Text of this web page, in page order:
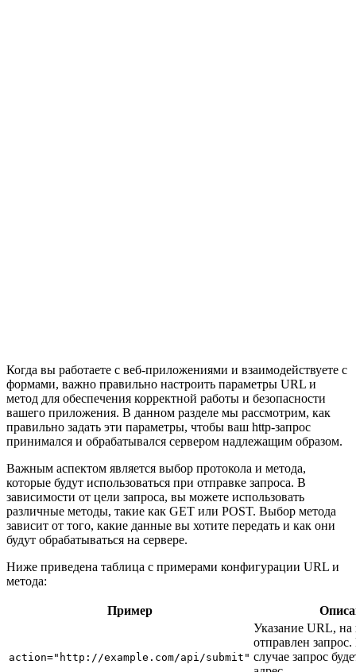
Когда вы работаете с веб-приложениями и взаимодействуете с
формами, важно правильно настроить параметры URL и
метод для обеспечения корректной работы и безопасности
вашего приложения. В данном разделе мы рассмотрим, как
правильно задать эти параметры, чтобы ваш http-запрос
принимался и обрабатывался сервером надлежащим образом.
Важным аспектом является выбор протокола и метода,
которые будут использоваться при отправке запроса. В
зависимости от цели запроса, вы можете использовать
различные методы, такие как GET или POST. Выбор метода
зависит от того, какие данные вы хотите передать и как они
будут обрабатываться на сервере.
Ниже приведена таблица с примерами конфигурации URL и
метода:
Пример
action="http://example.com/api/submit"
Указание URL, на
отправлен
случае запрос